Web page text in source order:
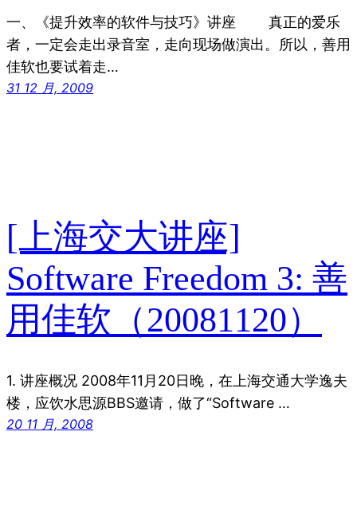
一、《提升效率的软件与技巧》讲座 真正的爱乐
者，一定会走出录音室，走向现场做演出。所以，善用
佳软也要试着走…
31 12 月, 2009
[上海交大讲座]
Software Freedom 3: 善
用佳软（20081120）
1. 讲座概况 2008年11月20日晚，在上海交通大学逸夫
楼，应饮水思源BBS邀请，做了“Software …
20 11 月, 2008